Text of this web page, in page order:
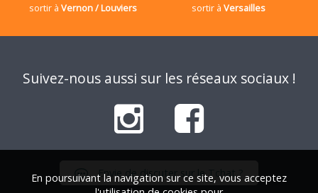
sortir àVernon / Louviers sortir àVersailles
Suivez-nous aussi sur les réseaux sociaux !
Envie de discuter sur le Tchat ?
En poursuivant la navigation sur ce site, vous acceptez